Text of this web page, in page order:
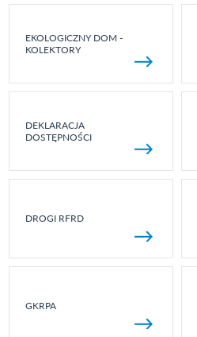
EKOLOGICZNY DOM -
KOLEKTORY
DEKLARACJA
DOSTĘPNOŚCI
DROGI RFRD
GKRPA